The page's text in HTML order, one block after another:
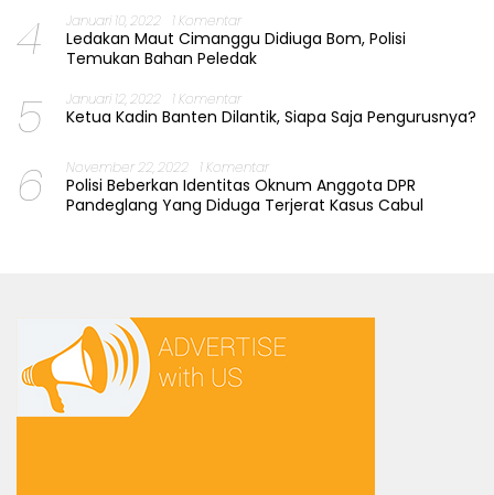
4 Januari 10, 2022 1 Komentar
Ledakan Maut Cimanggu Didiuga Bom, Polisi
Temukan Bahan Peledak
5 Januari 12, 2022 1 Komentar
Ketua Kadin Banten Dilantik, Siapa Saja Pengurusnya?
6 November 22, 2022 1 Komentar
Polisi Beberkan Identitas Oknum Anggota DPR
Pandeglang Yang Diduga Terjerat Kasus Cabul